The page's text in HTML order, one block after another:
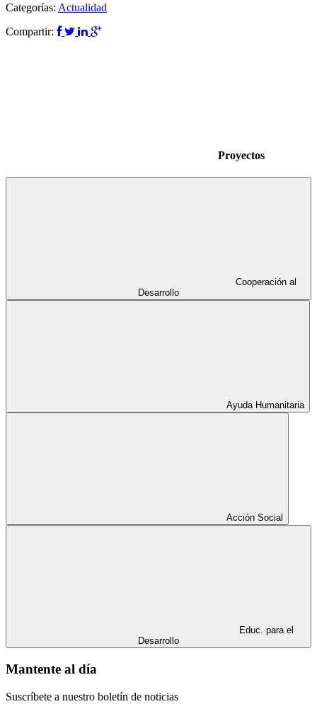
Categorías: Actualidad
Compartir:
Proyectos
Desarrollo
Ayuda Humanitaria
Acción Social
Desarrollo
Mantente al día
Suscríbete a nuestro boletín de noticias